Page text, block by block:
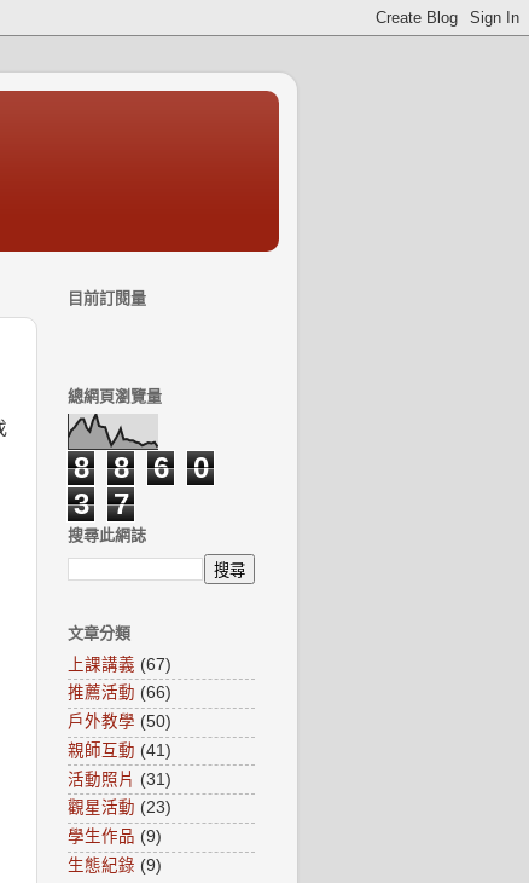
目前訂閱量
總網頁瀏覽量
8 8 6
0
3
7
搜尋此網誌
文章分類
上課講義 (67)
推薦活動 (66)
戶外教學 (50)
親師互動 (41)
活動照片 (31)
觀星活動 (23)
學生作品 (9)
生態紀錄 (9)